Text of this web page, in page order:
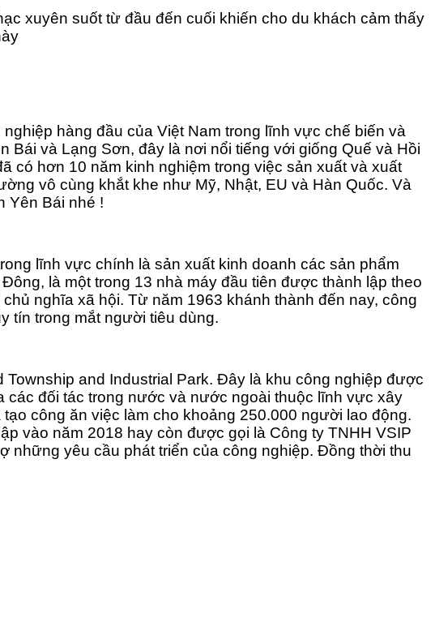
xuyên suốt từ đầu đến cuối khiến cho du khách cảm thấy
hàng đầu của Việt Nam trong lĩnh vực chế biến và
Bái và Lạng Sơn, đây là nơi nổi tiếng với giống Quế và Hồi
có hơn 10 năm kinh nghiệm trong việc sản xuất và xuất
vô cùng khắt khe như Mỹ, Nhật, EU và Hàn Quốc. Và
Yên Bái nhé !
lĩnh vực chính là sản xuất kinh doanh các sản phẩm
là một trong 13 nhà máy đầu tiên được thành lập theo
nghĩa xã hội. Từ năm 1963 khánh thành đến nay, công
tín trong mắt người tiêu dùng.
and Industrial Park. Đây là khu công nghiệp được
đối tác trong nước và nước ngoài thuộc lĩnh vực xây
công ăn việc làm cho khoảng 250.000 người lao động.
vào năm 2018 hay còn được gọi là Công ty TNHH VSIP
những yêu cầu phát triển của công nghiệp. Đồng thời thu